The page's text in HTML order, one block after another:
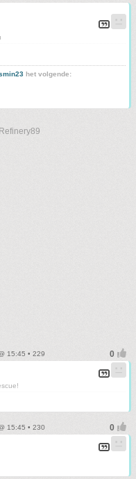
het volgende:
15:45 • 229
15:45 • 230